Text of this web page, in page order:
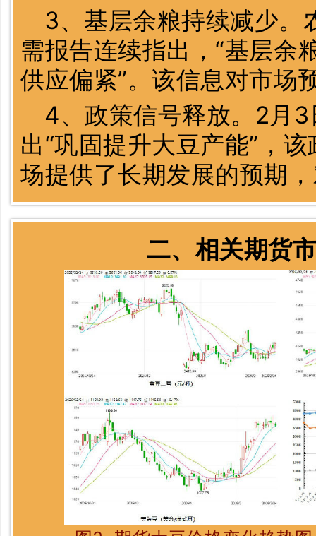
3、基层余粮持续减少。
需报告连续指出，“基层余
供应偏紧”。该信息对市场
4、政策信号释放。2月
出“巩固提升大豆产能”，
场提供了长期发展的预期
二、相关期货